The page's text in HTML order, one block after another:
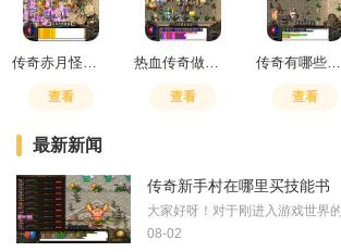
传奇赤月怪物全是魔法攻击吗
查看
热血传奇做酒技巧
查看
传奇有哪些城市可以玩
查看
最新新闻
传奇新手村在哪里买技能书
08-02